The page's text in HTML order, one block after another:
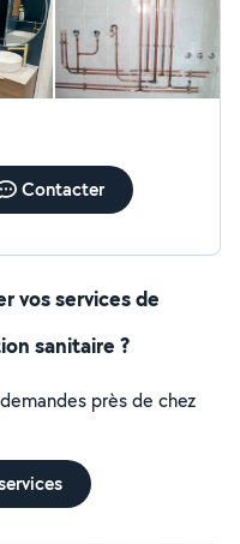
Contacter
vos services de
sanitaire ?
près de chez